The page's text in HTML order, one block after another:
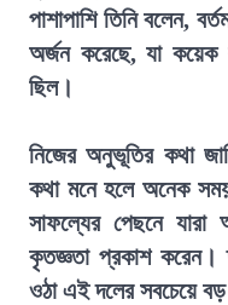
পাশাপাশি তিনি বলেন,
অর্জন করেছে, যা কয়েক
ছিল।
নিজের অনুভূতির কথা
কথা মনে হলে অনেক
সাফল্যের পেছনে যারা
কৃতজ্ঞতা প্রকাশ
ওঠা এই দলের সবচেয়ে